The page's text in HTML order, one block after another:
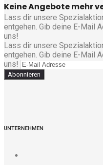
Keine Angebote mehr
Lass dir unsere
entgehen. Gib deine E-Mail
uns!
Lass dir unsere
entgehen. Gib deine E-Mail
uns!
Abonnieren
UNTERNEHMEN